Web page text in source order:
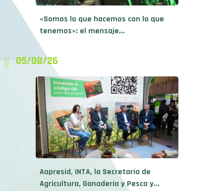
«Somos lo que hacemos con lo que
tenemos»: el mensaje...
05/08/26
Aapresid, INTA, la Secretaría de
Agricultura, Ganadería y Pesca y...